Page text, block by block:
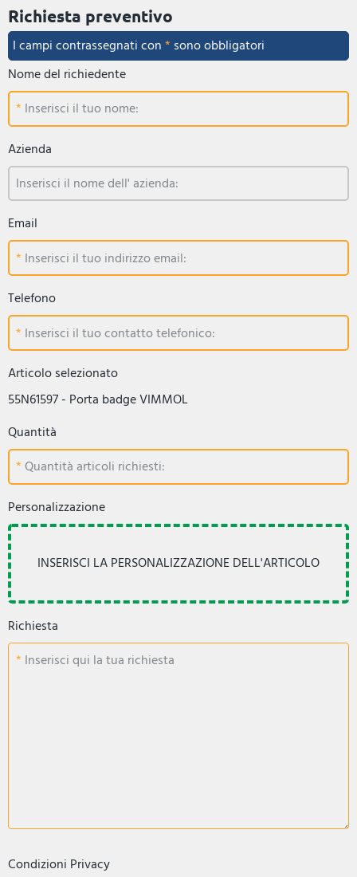
Richiesta preventivo
I campi contrassegnati con* sono obbligatori
Nome del richiedente
Inserisci il tuo nome:
Azienda
Inserisci il nome dell' azienda:
Email
Inserisci il tuo indirizzo email:
Telefono
Inserisci il tuo contatto telefonico:
Articolo selezionato
55N61597 - Porta badge VIMMOL
Quantità
Quantità articoli richiesti:
Personalizzazione
Richiesta
Inserisci qui la tua richiesta
Condizioni Privacy